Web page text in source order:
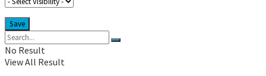
No Result
View All Result